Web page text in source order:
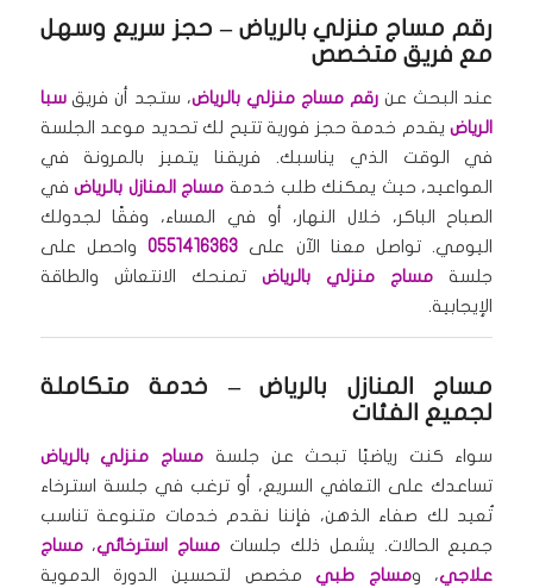
رقم مساج منزلي بالرياض – حجز سريع وسهل
مع فريق متخصص
عند البحث عنرقم مساج منزلي بالرياض، ستجد أن فريقسبا
الرياضيقدم خدمة حجز فورية تتيح لك تحديد موعد الجلسة
في الوقت الذي يناسبك. فريقنا يتميز بالمرونة في
المواعيد، حيث يمكنك طلب خدمة مساج المنازل بالرياضفي
الصباح الباكر، خلال النهار، أو في المساء، وفقًا لجدولك
اليومي. تواصل معنا الآن على 0551416363واحصل على
جلسة مساج منزلي بالرياضتمنحك الانتعاش والطاقة
الإيجابية.
مساج المنازل بالرياض– خدمة متكاملة
لجميع الفئات
سواء كنت رياضيًا تبحث عن جلسة مساج منزلي بالرياض
تساعدك على التعافي السريع، أو ترغب في جلسة استرخاء
تُعيد لك صفاء الذهن، فإننا نقدم خدمات متنوعة تناسب
جميع الحالات. يشمل ذلك جلسات مساج استرخائي،مساج
علاجي، ومساج طبيمخصص لتحسين الدورة الدموية